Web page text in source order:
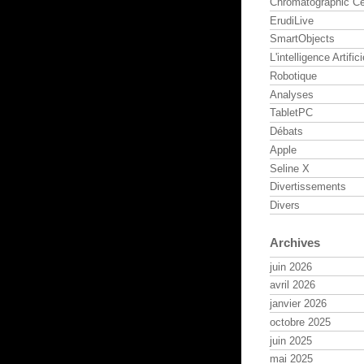
ErudiLive
SmartObjects
L'intelligence
Robotique
Analyses
TabletPC
Débats
Apple
Seline X
Divertissements
Divers
Archives
juin 2026
avril 2026
janvier 2026
octobre 2025
juin 2025
mai 2025